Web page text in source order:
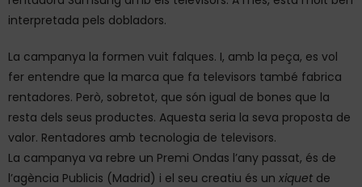
interpretada pels dobladors.
La campanya la formen vuit falques. I, amb la peça, es vol
fer entendre que la marca que fa televisors també fabrica
rentadores. Però, sobretot, que són igual de bones que la
resta dels seus productes. Aquesta seria la seva proposta de
valor. Rentadores amb tecnologia de televisors.
La campanya va rebre un Premi Ondas l’any passat, és de
l’agència Publicis (Madrid) i el seu creatiu és un xiquet de